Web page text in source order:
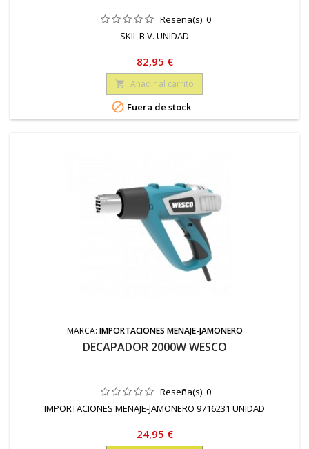
Reseña(s): 0
SKIL B.V. UNIDAD
Precio
82,95 €
 Añadir al carrito
 Fuera de stock
MARCA: IMPORTACIONES MENAJE-JAMONERO
DECAPADOR 2000W WESCO
Reseña(s): 0
IMPORTACIONES MENAJE-JAMONERO 9716231 UNIDAD
Precio
24,95 €